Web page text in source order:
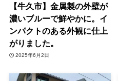
【牛久市】金属製の外壁が
濃いブルーで鮮やかに。イ
ンパクトのある外観に仕上
がりました。
2025年6月2日